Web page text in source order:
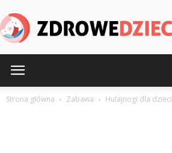
Strona główna Zabawa Hulajnogi dla dzieci